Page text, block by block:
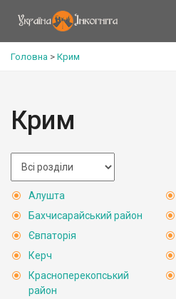
Головна > Крим
Крим
Алушта
Бахчисарайський район
Євпаторія
Керч
Красноперекопський
район